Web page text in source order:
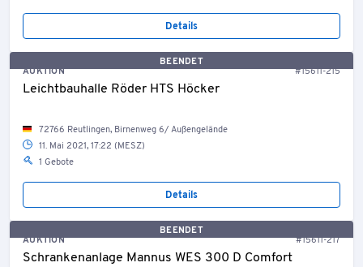
Details
BEENDET
AUKTION
#15611-215
Leichtbauhalle Röder HTS Höcker
72766 Reutlingen, Birnenweg 6/ Außengelände
11. Mai 2021, 17:22 (MESZ)
1 Gebote
Details
BEENDET
AUKTION
#15611-217
Schrankenanlage Mannus WES 300 D Comfort